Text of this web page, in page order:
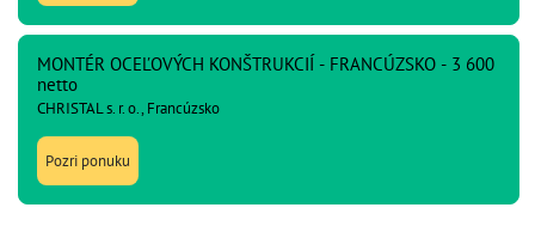
MONTÉR OCEĽOVÝCH KONŠTRUKCIÍ - FRANCÚZSKO - 3 600
netto
CHRISTAL s. r. o., Francúzsko
Pozri ponuku